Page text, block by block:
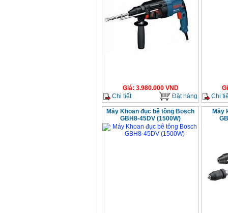
Giá: 3.980.000VND
Chi tiết
Đặt hàng
Chi
Máy Khoan đục bê tông Bosch
GBH8-45DV (1500W)
Máy